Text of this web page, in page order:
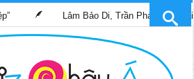
Lâm Bảo Di, Trần Pháp Dung tái